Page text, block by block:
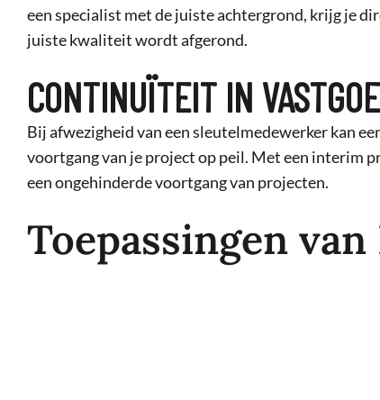
een specialist met de juiste achtergrond, krijg je
juiste kwaliteit wordt afgerond.
CONTINUÏTEIT IN
Bij afwezigheid van een sleutelmedewerker kan
voortgang van je project op peil. Met een interim
een ongehinderde voortgang van projecten.
Toepassingen